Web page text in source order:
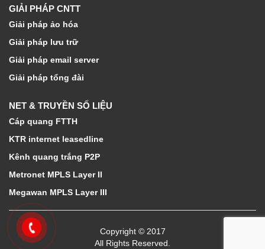
GIẢI PHÁP CNTT
Giải pháp ảo hóa
Giải pháp lưu trữ
Giải pháp email server
Giải pháp tổng đài
NET & TRUYỀN SỐ LIỆU
Cáp quang FTTH
KTR internet leasedline
Kênh quang trắng P2P
Metronet MPLS Layer II
Megawan MPLS Layer III
Copyright © 2017
All Rights Reserved.